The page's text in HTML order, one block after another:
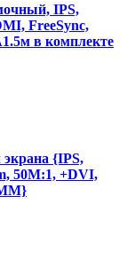
IPS,
FreeSync,
в комплекте
{IPS,
50M:1, +DVI,